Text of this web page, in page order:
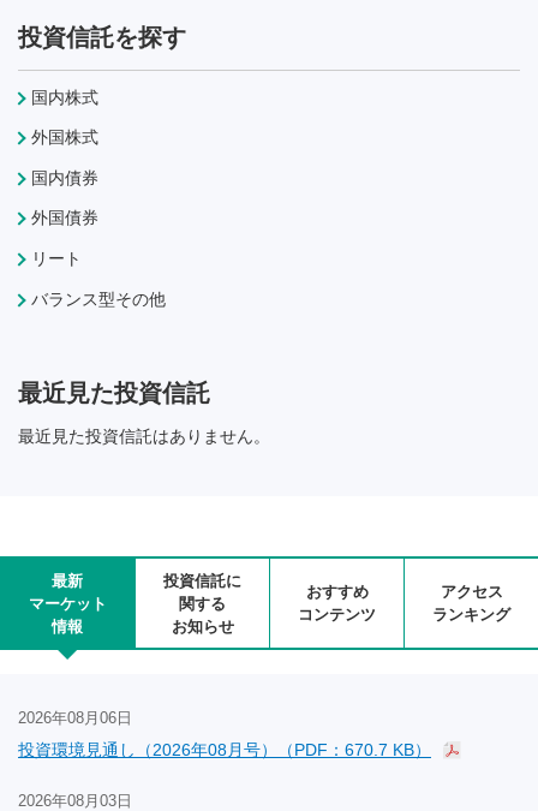
投資信託を探す
国内株式
外国株式
国内債券
外国債券
リート
バランス型その他
最近見た投資信託
最近見た投資信託はありません。
最新
マーケット
情報
投資信託に
関する
お知らせ
おすすめ
コンテンツ
アクセス
ランキング
2026年08月06日
投資環境見通し（2026年08月号）（PDF：670.7 KB）
2026年08月03日